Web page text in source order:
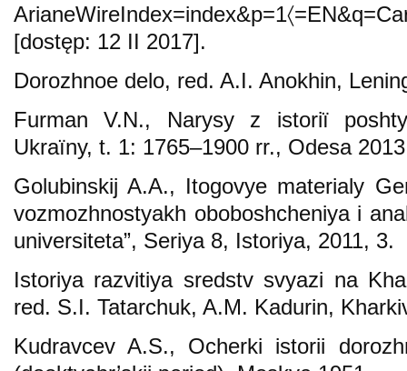
[dostęp: 12 II 2017].
Dorozhnoe delo, red. A.I. Anokhin,
Furman V.N., Narysy z istoriї
Ukraїny, t. 1: 1765–1900 rr., Odesa
Golubinskij A.A., Itogovye materialy
vozmozhnostyakh oboboshcheniya i
universiteta”, Seriya 8, Istoriya, 2011, 3.
Istoriya razvitiya sredstv svyazi na
red. S.I. Tatarchuk, A.M. Kadurin,
Kudravcev A.S., Ocherki istorii